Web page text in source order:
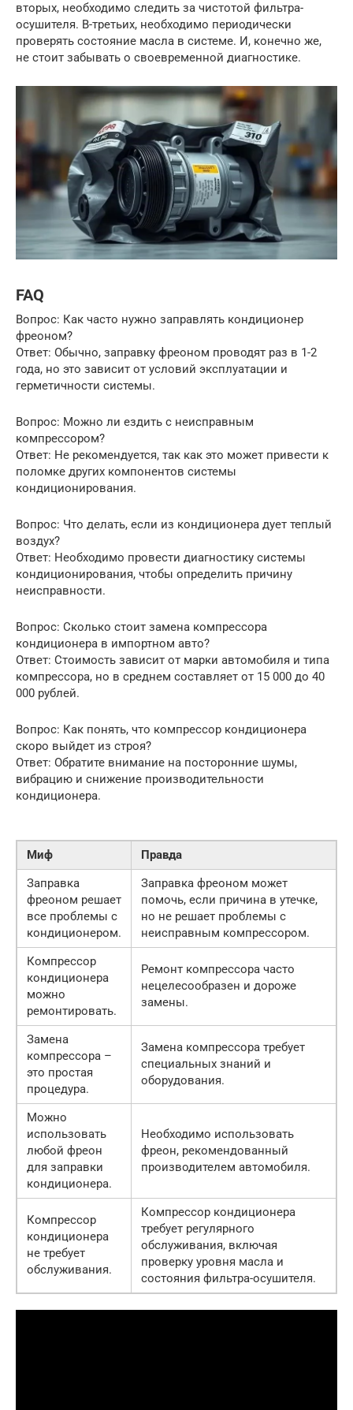
вторых, необходимо следить за чистотой фильтра-
осушителя. В-третьих, необходимо периодически
проверять состояние масла в системе. И, конечно же,
не стоит забывать о своевременной диагностике.
FAQ
Вопрос: Как часто нужно заправлять кондиционер
фреоном?
Ответ: Обычно, заправку фреоном проводят раз в 1-2
года, но это зависит от условий эксплуатации и
герметичности системы.
Вопрос: Можно ли ездить с неисправным
компрессором?
Ответ: Не рекомендуется, так как это может привести к
поломке других компонентов системы
кондиционирования.
Вопрос: Что делать, если из кондиционера дует теплый
воздух?
Ответ: Необходимо провести диагностику системы
кондиционирования, чтобы определить причину
неисправности.
Вопрос: Сколько стоит замена компрессора
кондиционера в импортном авто?
Ответ: Стоимость зависит от марки автомобиля и типа
компрессора, но в среднем составляет от 15 000 до 40
000 рублей.
Вопрос: Как понять, что компрессор кондиционера
скоро выйдет из строя?
Ответ: Обратите внимание на посторонние шумы,
вибрацию и снижение производительности
кондиционера.
Миф
Правда
Заправка
фреоном решает
все проблемы с
кондиционером.
Заправка фреоном может
помочь, если причина в утечке,
но не решает проблемы с
неисправным компрессором.
Компрессор
кондиционера
можно
ремонтировать.
Ремонт компрессора часто
нецелесообразен и дороже
замены.
Замена
компрессора –
это простая
процедура.
Замена компрессора требует
специальных знаний и
оборудования.
Можно
использовать
любой фреон
для заправки
кондиционера.
Необходимо использовать
фреон, рекомендованный
производителем автомобиля.
Компрессор
кондиционера
не требует
обслуживания.
Компрессор кондиционера
требует регулярного
обслуживания, включая
проверку уровня масла и
состояния фильтра-осушителя.